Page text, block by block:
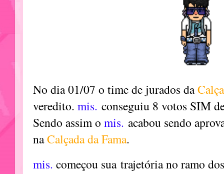
No dia 01/07 o time de jurados da
veredito. mis. conseguiu 8 votos SIM
Sendo assim o mis. acabou sendo
naCalçada da Fama.
mis. começou sua trajetória no ramo